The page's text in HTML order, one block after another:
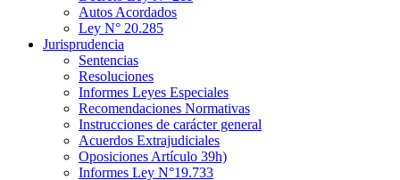
Autos Acordados
Ley N° 20.285
Jurisprudencia
Sentencias
Resoluciones
Informes Leyes Especiales
Recomendaciones Normativas
Instrucciones de carácter general
Acuerdos Extrajudiciales
Oposiciones Artículo 39h)
Informes Ley N°19.733